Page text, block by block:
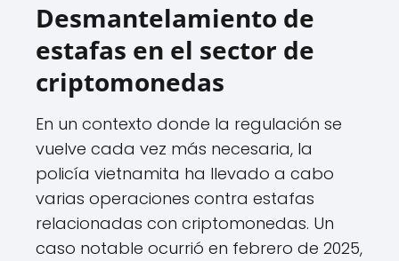
Desmantelamiento de
estafas en el sector de
criptomonedas
En un contexto donde la regulación se
vuelve cada vez más necesaria, la
policía vietnamita ha llevado a cabo
varias operaciones contra estafas
relacionadas con criptomonedas. Un
caso notable ocurrió en febrero de 2025,